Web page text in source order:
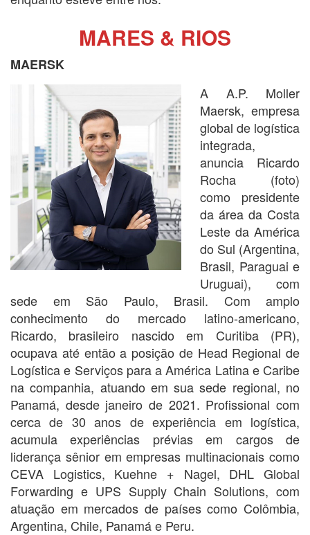
MARES & RIOS
MAERSK
A A.P. Moller
Maersk, empresa
global de logística
integrada,
anuncia Ricardo
Rocha (foto)
como presidente
da área da Costa
Leste da América
do Sul (Argentina,
Brasil, Paraguai e
Uruguai), com
sede em São Paulo, Brasil. Com amplo
conhecimento do mercado latino-americano,
Ricardo, brasileiro nascido em Curitiba (PR),
ocupava até então a posição de Head Regional de
Logística e Serviços para a América Latina e Caribe
na companhia, atuando em sua sede regional, no
Panamá, desde janeiro de 2021. Profissional com
cerca de 30 anos de experiência em logística,
acumula experiências prévias em cargos de
liderança sênior em empresas multinacionais como
CEVA Logistics, Kuehne + Nagel, DHL Global
Forwarding e UPS Supply Chain Solutions, com
atuação em mercados de países como Colômbia,
Argentina, Chile, Panamá e Peru.